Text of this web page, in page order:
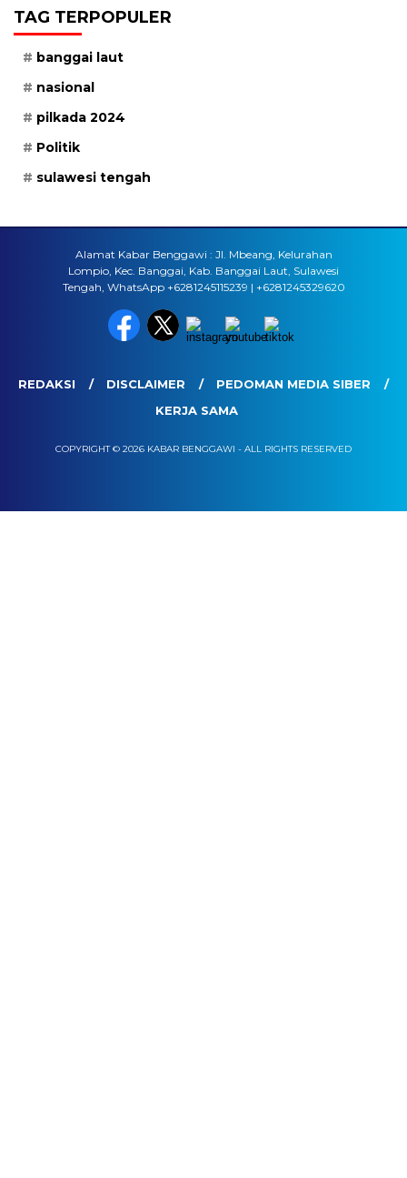
TAG TERPOPULER
banggai laut
nasional
pilkada 2024
Politik
sulawesi tengah
Alamat Kabar Benggawi : Jl. Mbeang, Kelurahan
Lompio, Kec. Banggai, Kab. Banggai Laut, Sulawesi
Tengah, WhatsApp +6281245115239 | +6281245329620
REDAKSI DISCLAIMER
PEDOMAN MEDIA SIBER
KERJA SAMA
COPYRIGHT © 2026 KABAR BENGGAWI - ALL RIGHTS RESERVED